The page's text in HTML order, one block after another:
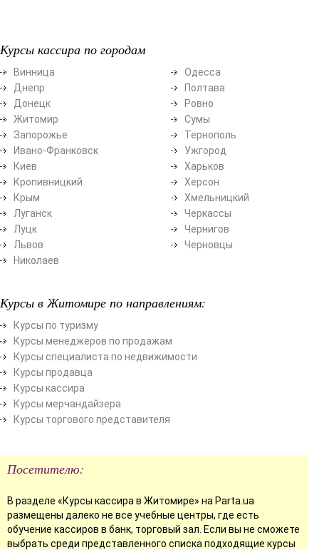
Курсы кассира по городам
Винница
Днепр
Донецк
Житомир
Запорожье
Ивано-Франковск
Киев
Кропивницкий
Крым
Луганск
Луцк
Львов
Николаев
Одесса
Полтава
Ровно
Сумы
Тернополь
Ужгород
Харьков
Херсон
Хмельницкий
Черкассы
Чернигов
Черновцы
Курсы в Житомире по направлениям:
Курсы по туризму
Курсы менеджеров по продажам
Курсы специалиста по недвижимости
Курсы продавца
Курсы кассира
Курсы мерчандайзера
Курсы торгового представителя
Посетителю:
В разделе «Курсы кассира в Житомире» на Parta.ua
размещены далеко не все учебные центры, где есть
обучение кассиров в банк, торговый зал. Если вы не сможете
выбрать среди представленного списка подходящие курсы